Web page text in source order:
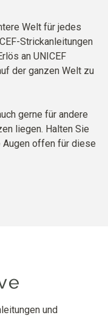
Welt für jedes
Strickanleitungen
an UNICEF
der ganzen Welt zu
gerne für andere
liegen. Halten Sie
offen für diese
und